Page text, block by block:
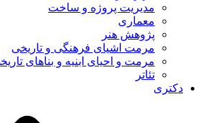
مدیریت پروژه و ساخت
معماری
پژوهش هنر
مرمت اشیای فرهنگی و تاریخی
مرمت و احیای ابنیه و بناهای
تئاتر
دکتری